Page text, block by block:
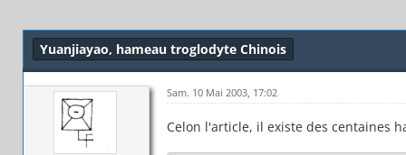
Yuanjiayao, hameau troglodyte Chinois
Sam. 10 Mai 2003, 17:02
Celon l'article, il existe des centaines